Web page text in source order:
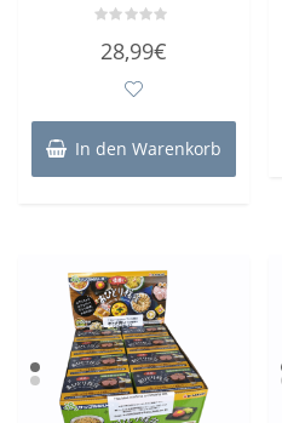
mit
28,99€
In den Warenkorb